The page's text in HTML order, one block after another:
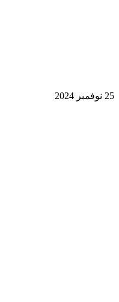
25 نوفمبر 2024